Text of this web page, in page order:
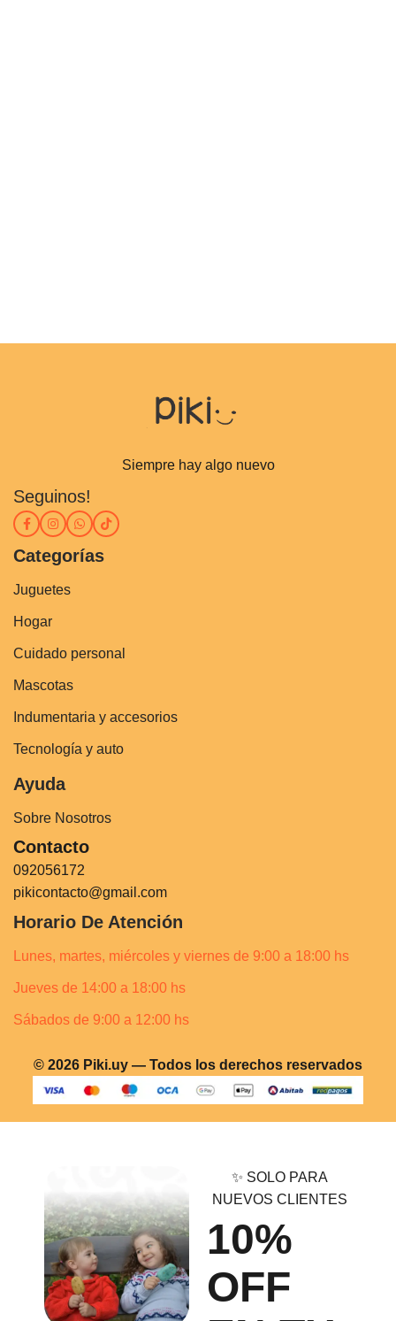
Siempre hay algo nuevo
Seguinos!
Categorías
Juguetes
Hogar
Cuidado personal
Mascotas
Indumentaria y accesorios
Tecnología y auto
Ayuda
Sobre Nosotros
Contacto
092056172
pikicontacto@gmail.com
Horario De Atención
Lunes, martes, miércoles y viernes de 9:00 a 18:00 hs
Jueves de 14:00 a 18:00 hs
Sábados de 9:00 a 12:00 hs
© 2026 Piki.uy — Todos los derechos reservados
✨ SOLO PARA
NUEVOS CLIENTES
10%
OFF